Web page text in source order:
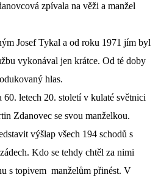
zpívala na věži a manžel
Josef Tykal a od roku 1971 jím byl
vykonával jen krátce. Od té doby
hlas.
letech 20. století v kulaté světnici
Zdanovec se svou manželkou.
výšlap všech 194 schodů s
Kdo se tehdy chtěl za nimi
s topivem manželům přinést. V